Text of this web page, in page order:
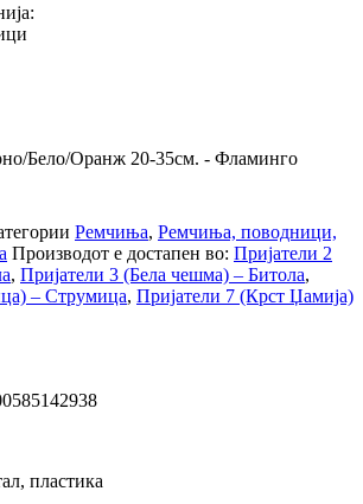
Бело/Оранж 20-35см. - Фламинго
Ремчиња, Ремчиња, поводници,
Производот е достапен во: Пријатели 2
, Пријатели 3 (Бела чешма) – Битола,
– Струмица, Пријатели 7 (Крст Џамија)
пластика